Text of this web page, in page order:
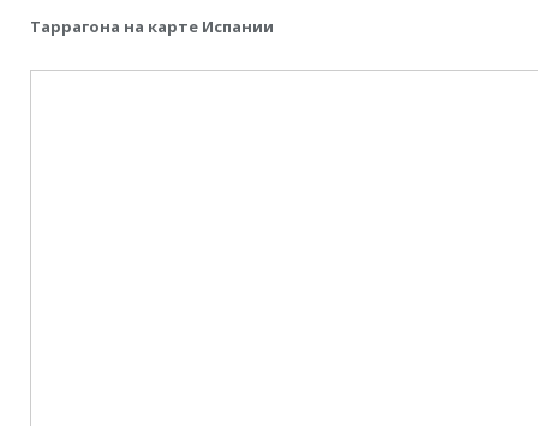
Таррагона на карте Испании